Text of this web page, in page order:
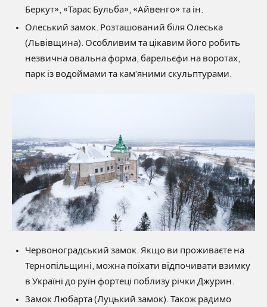
Беркут», «Тарас Бульба», «Айвенго» та ін.
Олеський замок. Розташований біля Олеська
(Львівщина). Особливим та цікавим його робить
незвична овальна форма, барельєфи на воротах,
парк із водоймами та кам’яними скульптурами.
Червоноградський замок. Якщо ви проживаєте на
Тернопільщині, можна поїхати відпочивати взимку
в Україні до руїн фортеці поблизу річки Джурин.
Замок Любарта (Луцький замок). Також радимо